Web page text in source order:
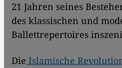
21 Jahren seines
des klassischen und
Ballettrepertoires
Die Islamische